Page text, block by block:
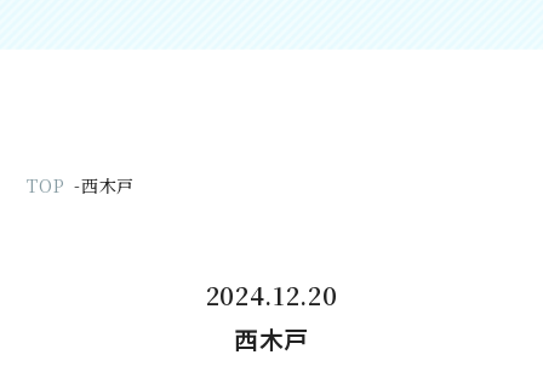
TOP 西木戸
2024.12.20
西木戸